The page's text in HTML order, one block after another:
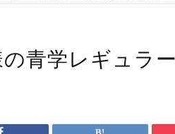
青学レギュラ